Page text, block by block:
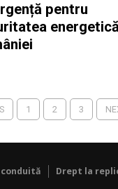
pentru
1 2 3
conduită Drept la